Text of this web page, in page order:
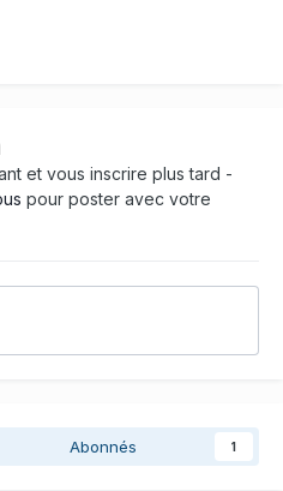
et vous inscrire plus tard -
pour poster avec votre
Abonnés 1